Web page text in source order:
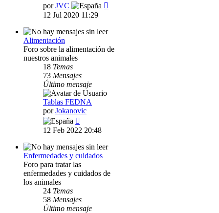
porJVC
12 Jul 2020 11:29
Alimentación
Foro sobre la alimentación de
nuestros animales
18 Temas
73 Mensajes
Último mensaje
Tablas FEDNA
porJokanovic
último
12 Feb 2022 20:48
Enfermedades y cuidados
Foro para tratar las
enfermedades y cuidados de
los animales
24 Temas
58 Mensajes
Último mensaje